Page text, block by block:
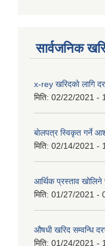
सार्वजनिक
x-rey खरिदकाे लागि
मिति: 02/22/2021 -
बाेलपत्र स्विकृत गर्ने
मिति: 02/14/2021 -
आर्थिक प्रस्ताव खोलिने
मिति: 01/27/2021 -
औषधी खरिद सम्वन्धि
मिति: 01/24/2021 -